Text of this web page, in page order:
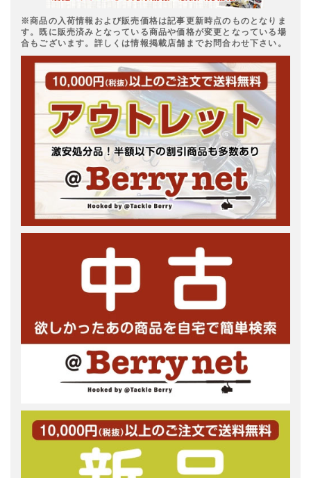
※商品の入荷情報および販売価格は記事更新時点のものとなりま
す。既に販売済みとなっている商品や価格が変更となっている場
合もございます。詳しくは情報掲載店舗までお問合わせ下さい。